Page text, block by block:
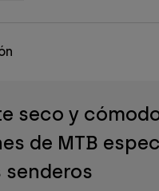
seco y
de MTB